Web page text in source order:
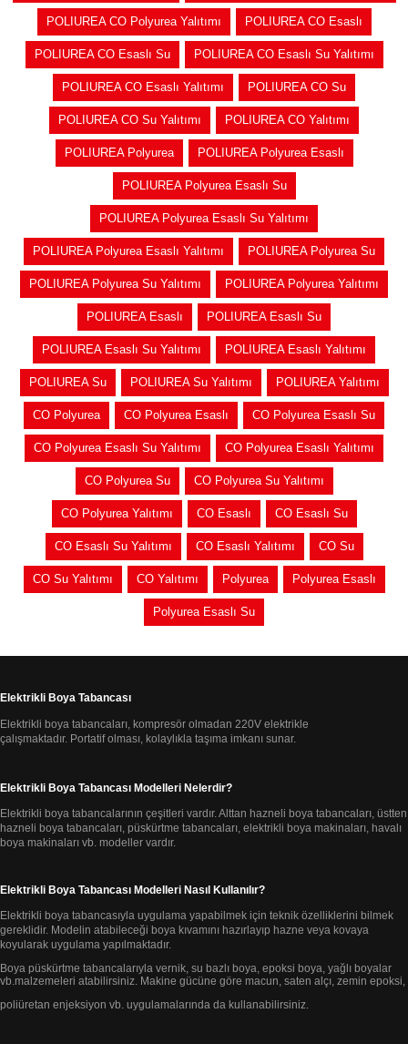
POLIUREA CO Polyurea Yalıtımı POLIUREA CO Esaslı
POLIUREA CO Esaslı Su POLIUREA CO Esaslı Su Yalıtımı
POLIUREA CO Esaslı Yalıtımı POLIUREA CO Su
POLIUREA CO Su Yalıtımı POLIUREA CO Yalıtımı
POLIUREA Polyurea POLIUREA Polyurea Esaslı
POLIUREA Polyurea Esaslı Su
POLIUREA Polyurea Esaslı Su Yalıtımı
POLIUREA Polyurea Esaslı Yalıtımı POLIUREA Polyurea Su
POLIUREA Polyurea Su Yalıtımı POLIUREA Polyurea Yalıtımı
POLIUREA Esaslı POLIUREA Esaslı Su
POLIUREA Esaslı Su Yalıtımı POLIUREA Esaslı Yalıtımı
POLIUREA Su POLIUREA Su Yalıtımı POLIUREA Yalıtımı
CO Polyurea CO Polyurea Esaslı CO Polyurea Esaslı Su
CO Polyurea Esaslı Su Yalıtımı CO Polyurea Esaslı Yalıtımı
CO Polyurea Su CO Polyurea Su Yalıtımı
CO Polyurea Yalıtımı CO Esaslı CO Esaslı Su
CO Esaslı Su Yalıtımı CO Esaslı Yalıtımı CO Su
CO Su Yalıtımı CO Yalıtımı Polyurea Polyurea Esaslı
Polyurea Esaslı Su
Elektrikli Boya Tabancası
Elektrikli boya tabancaları, kompresör olmadan 220V elektrikle
çalışmaktadır. Portatif olması, kolaylıkla taşıma imkanı sunar.
Elektrikli Boya Tabancası Modelleri Nelerdir?
Elektrikli boya tabancalarının çeşitleri vardır. Alttan hazneli boya tabancaları, üstten
hazneli boya tabancaları, püskürtme tabancaları, elektrikli boya makinaları, havalı
boya makinaları vb. modeller vardır.
Elektrikli Boya Tabancası Modelleri Nasıl Kullanılır?
Elektrikli boya tabancasıyla uygulama yapabilmek için teknik özelliklerini bilmek
gereklidir. Modelin atabileceği boya kıvamını hazırlayıp hazne veya kovaya
koyularak uygulama yapılmaktadır.
Boya püskürtme tabancalarıyla vernik, su bazlı boya, epoksi boya, yağlı boyalar
vb.malzemeleri atabilirsiniz. Makine gücüne göre macun, saten alçı, zemin epoksi,
poliüretan enjeksiyon vb. uygulamalarında da kullanabilirsiniz.